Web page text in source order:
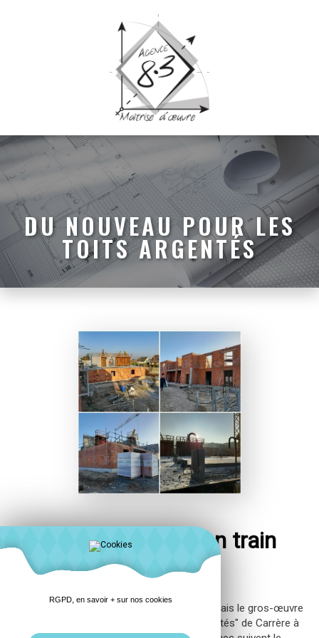
DU NOUVEAU POUR LES
TOITS ARGENTÉS
Le gros-œuvre va bon train
Un chantier sous le soleil
Les Toits Argentés ne sont pas encore là mais le gros-œuvre
va bon train sur l'opération "Les Toits Argentés" de Carrère à
RGPD, en savoir + sur nos cookies